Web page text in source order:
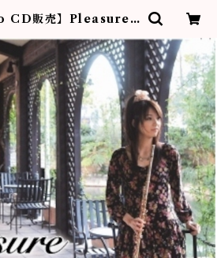
CD販売】Pleasure |